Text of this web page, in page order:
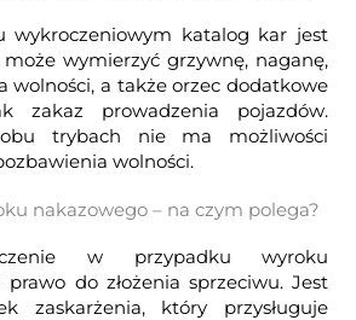
wykroczeniowym katalog kar jest
wymierzyć grzywnę, naganę,
wolności, a także orzec dodatkowe
zakaz prowadzenia pojazdów.
trybach nie ma możliwości
wolności.
nakazowego – na czym polega?
w przypadku wyroku
do złożenia sprzeciwu. Jest
zaskarżenia, który przysługuje